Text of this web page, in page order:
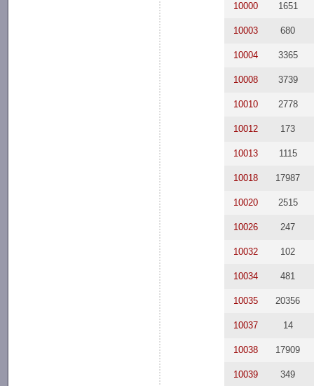
10000 1651
10003 680
10004 3365
10008 3739
10010 2778
10012 173
10013 1115
10018 17987
10020 2515
10026 247
10032 102
10034 481
10035 20356
10037 14
10038 17909
10039 349